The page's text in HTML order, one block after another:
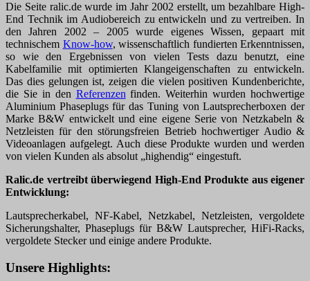
Die Seite ralic.de wurde im Jahr 2002 erstellt, um bezahlbare High-
End Technik im Audiobereich zu entwickeln und zu vertreiben. In
den Jahren 2002 – 2005 wurde eigenes Wissen, gepaart mit
technischem Know-how, wissenschaftlich fundierten Erkenntnissen,
so wie den Ergebnissen von vielen Tests dazu benutzt, eine
Kabelfamilie mit optimierten Klangeigenschaften zu entwickeln.
Das dies gelungen ist, zeigen die vielen positiven Kundenberichte,
die Sie in den Referenzen finden. Weiterhin wurden hochwertige
Aluminium Phaseplugs für das Tuning von Lautsprecherboxen der
Marke B&W entwickelt und eine eigene Serie von Netzkabeln &
Netzleisten für den störungsfreien Betrieb hochwertiger Audio &
Videoanlagen aufgelegt. Auch diese Produkte wurden und werden
von vielen Kunden als absolut „highendig“ eingestuft.
Ralic.de vertreibt überwiegend High-End Produkte aus eigener
Entwicklung:
Lautsprecherkabel, NF-Kabel, Netzkabel, Netzleisten, vergoldete
Sicherungshalter, Phaseplugs für B&W Lautsprecher, HiFi-Racks,
vergoldete Stecker und einige andere Produkte.
Unsere Highlights: